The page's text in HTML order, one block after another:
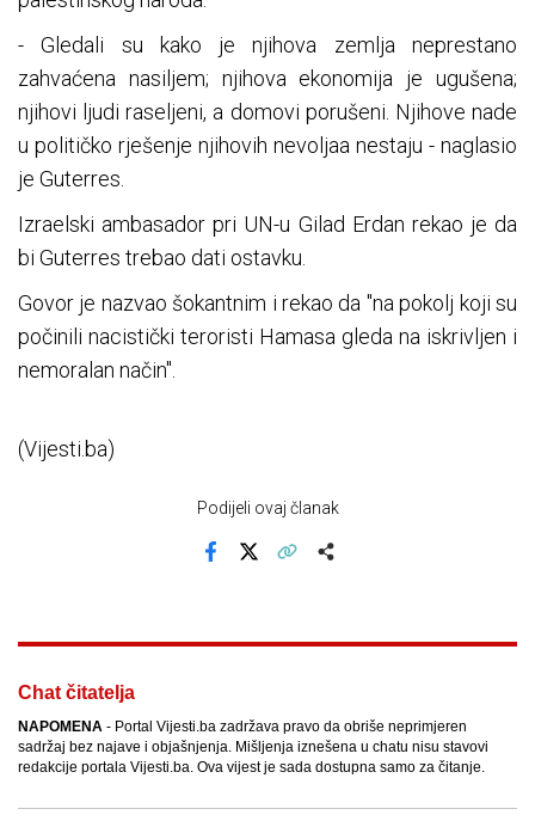
- Gledali su kako je njihova zemlja neprestano
zahvaćena nasiljem; njihova ekonomija je ugušena;
njihovi ljudi raseljeni, a domovi porušeni. Njihove nade
u političko rješenje njihovih nevoljaa nestaju - naglasio
je Guterres.
Izraelski ambasador pri UN-u Gilad Erdan rekao je da
bi Guterres trebao dati ostavku.
Govor je nazvao šokantnim i rekao da "na pokolj koji su
počinili nacistički teroristi Hamasa gleda na iskrivljen i
nemoralan način".
(Vijesti.ba)
Podijeli ovaj članak
Chat čitatelja
NAPOMENA - Portal Vijesti.ba zadržava pravo da obriše neprimjeren
sadržaj bez najave i objašnjenja. Mišljenja iznešena u chatu nisu stavovi
redakcije portala Vijesti.ba. Ova vijest je sada dostupna samo za čitanje.